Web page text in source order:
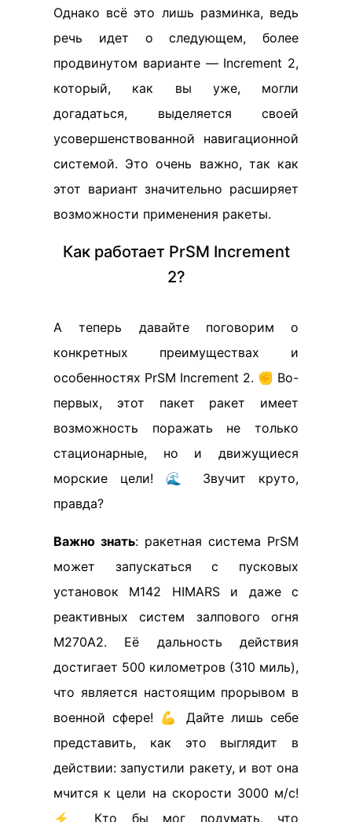
Однако всё это лишь разминка, ведь
речь идет о следующем, более
продвинутом варианте — Increment 2,
который, как вы уже, могли
догадаться, выделяется своей
усовершенствованной навигационной
системой. Это очень важно, так как
этот вариант значительно расширяет
возможности применения ракеты.
Как работает PrSM Increment
2?
А теперь давайте поговорим о
конкретных преимуществах и
особенностях PrSM Increment 2. ✊ Во-
первых, этот пакет ракет имеет
возможность поражать не только
стационарные, но и движущиеся
морские цели! 🌊 Звучит круто,
правда?
Важно знать: ракетная система PrSM
может запускаться с пусковых
установок M142 HIMARS и даже с
реактивных систем залпового огня
M270A2. Её дальность действия
достигает 500 километров (310 миль),
что является настоящим прорывом в
военной сфере! 💪 Дайте лишь себе
представить, как это выглядит в
действии: запустили ракету, и вот она
мчится к цели на скорости 3000 м/с!
⚡ Кто бы мог подумать, что